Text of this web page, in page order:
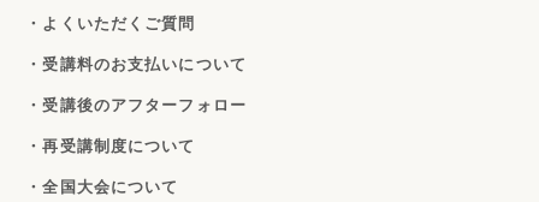
・よくいただくご質問
・受講料のお支払いについて
・受講後のアフターフォロー
・再受講制度について
・全国大会について